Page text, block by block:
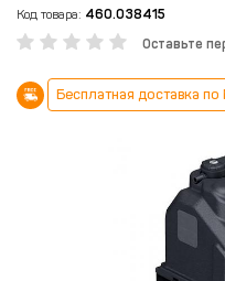
Код товара: 460.038415
Оставьте
Бесплатная доставка по